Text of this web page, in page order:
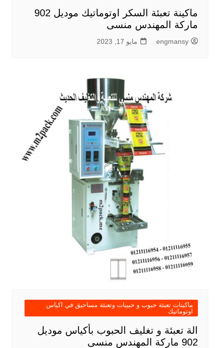
ماكينة تعبئة السكر اوتوماتيك موديل 902
ماركة المهندس منسى
engmansy مايو 17, 2023
ماكينات تعبئة حبوب و حبيبات وتعبئة مساحيق في اكياس
اوتوماتيك
الة تعبئة و تغليف الحبوب بأكياس موديل
902 ماركة المهندس منسى